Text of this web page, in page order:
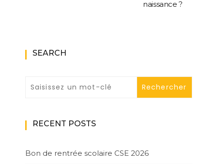
naissance ?
SEARCH
RECENT POSTS
Bon de rentrée scolaire CSE 2026